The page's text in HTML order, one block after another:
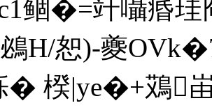
鲴�=竏囁痻珪
鴓H/恕)-夔
楑|ye�+鴱峀